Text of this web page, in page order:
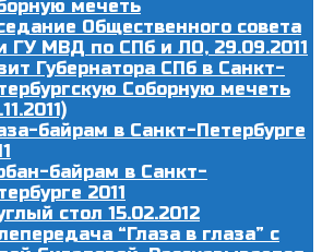
мечеть
Общественного совета
ГУ МВД по СПб и ЛО, 29.09.2011
Губернатора СПб в Санкт-
Соборную мечеть
байрам в Санкт-Петербурге
байрам в Санкт-
2011
стол 15.02.2012
“Глаза в глаза” с